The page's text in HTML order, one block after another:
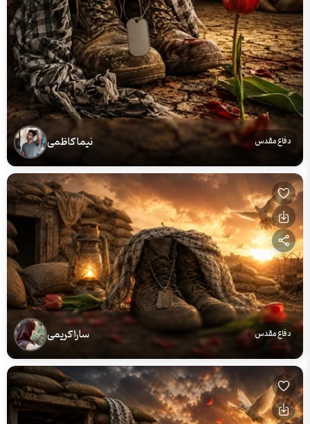
دفاع مقدس نیما کاظمی
دفاع مقدس سارا کریمی